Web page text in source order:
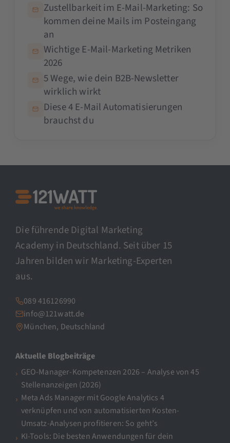
Zustellbarkeit im E-Mail-Marketing: So
kommen deine Mails im Posteingang
an
Wichtige E-Mail-Marketing Metriken
2026
5 Wege, wie dein B2B-Newsletter
wirklich wirkt
Diese 4 E-Mail Automatisierungen
brauchst du
Die führende Digital Marketing
Academy in Deutschland. Seit über 15
Jahren bilden wir Marketing-Experten
aus.
089 416126990
info@121watt.de
München, Deutschland
Aktuelle Blogbeiträge
GEO-Manager-Kompetenzen 2026 – Analyse von 45
Stellenanzeigen (2026)
Meta Ads Manager mit Google Analytics 4
verknüpfen und von automatisierten Kosten-
Umsatz-Analysen profitieren: So geht’s
KI-Tools: Die besten Anwendungen für dein